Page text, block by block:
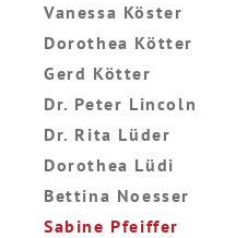
Vanessa Köster
Dorothea Kötter
Gerd Kötter
Dr. Peter Lincoln
Dr. Rita Lüder
Dorothea Lüdi
Bettina Noesser
Sabine Pfeiffer